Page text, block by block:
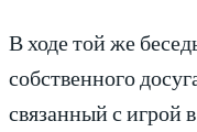
В ходе той же
собственного
связанный с игрой